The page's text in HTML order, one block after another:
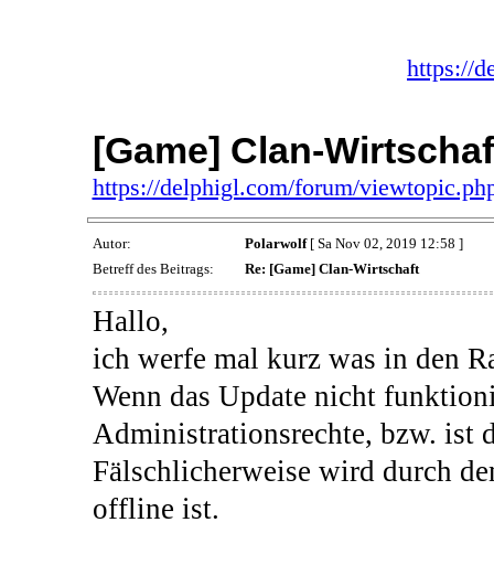
https://
[Game] Clan-
https://delphigl.com/forum/
Autor: Polarwolf[ Sa Nov 02, 2019 12:58 ]
Betreff des Beitrags:
Re: [Game] Clan-Wirtschaft
Hallo,
ich werfe mal kurz was in den
Wenn das Update nicht
Administrationsrechte, bzw. ist
Fälschlicherweise wird durch
offline ist.